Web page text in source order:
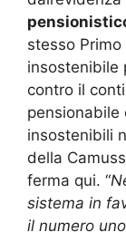
stesso
insostenibile
contro il
pensionabile
insostenibili
della
ferma qui. “
sistema in
il numero